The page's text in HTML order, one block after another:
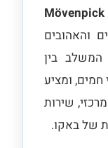
Mövenpick
והאהובים
המשלב בין
חמים, ומציע
שירות
של באקו.